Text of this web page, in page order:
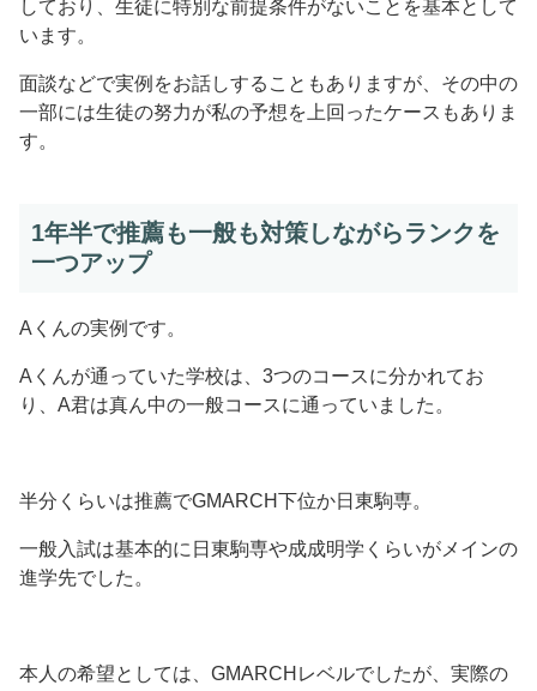
しており、生徒に特別な前提条件がないことを基本として
います。
面談などで実例をお話しすることもありますが、その中の
一部には生徒の努力が私の予想を上回ったケースもありま
す。
1年半で推薦も一般も対策しながらランクを
一つアップ
Aくんの実例です。
Aくんが通っていた学校は、3つのコースに分かれてお
り、A君は真ん中の一般コースに通っていました。
半分くらいは推薦でGMARCH下位か日東駒専。
一般入試は基本的に日東駒専や成成明学くらいがメインの
進学先でした。
本人の希望としては、GMARCHレベルでしたが、実際の